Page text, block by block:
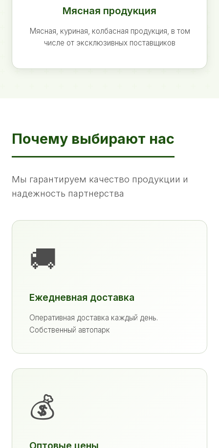
Мясная продукция
Мясная, куриная, колбасная продукция, в том
числе от эксклюзивных поставщиков
Почему выбирают нас
Мы гарантируем качество продукции и
надежность партнерства
🚚
Ежедневная доставка
Оперативная доставка каждый день.
Собственный автопарк
💰
Оптовые цены